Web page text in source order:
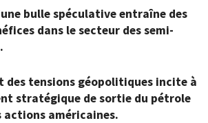
bulle spéculative entraîne des
dans le secteur des semi-
des tensions géopolitiques incite à
stratégique de sortie du pétrole
américaines.